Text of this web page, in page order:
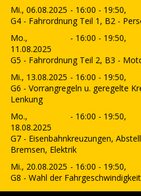
Mi., 06.08.2025 - 16:00 - 19:50,
G4 - Fahrordnung Teil 1, B2 -
Mo.,
11.08.2025
- 16:00 - 19:50,
G5 - Fahrordnung Teil 2, B3 -
Mi., 13.08.2025 - 16:00 - 19:50,
G6 - Vorrangregeln u. geregelte
Lenkung
Mo.,
18.08.2025
- 16:00 - 19:50,
G7 - Eisenbahnkreuzungen,
Bremsen, Elektrik
Mi., 20.08.2025 - 16:00 - 19:50,
G8 - Wahl der